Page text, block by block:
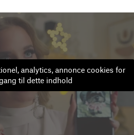
analytics, annonce cookies for
til dette indhold